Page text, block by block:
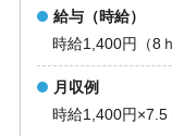
給与（時給）
時給1,400円（8
月収例
時給1,400円×7.5